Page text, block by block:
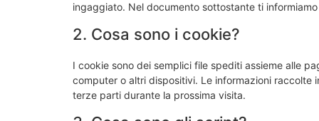
ingaggiato. Nel documento sottostante ti
2. Cosa sono i cookie?
I cookie sono dei semplici file spediti assieme alle
computer o altri dispositivi. Le informazioni raccolte
terze parti durante la prossima visita.